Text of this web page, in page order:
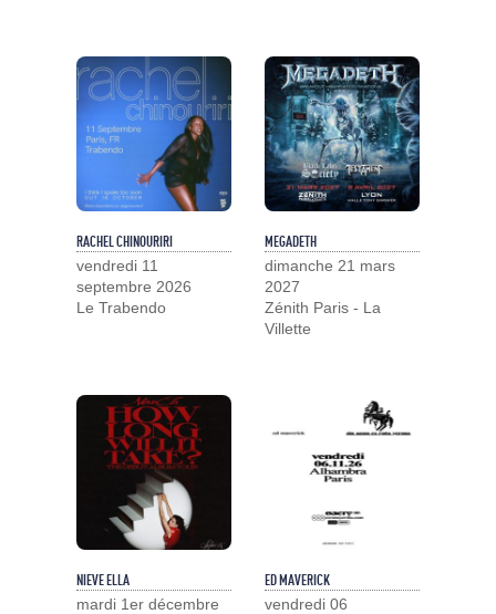
RACHEL CHINOURIRI
vendredi 11
septembre 2026
Le Trabendo
MEGADETH
dimanche 21 mars
2027
Zénith Paris - La
Villette
NIEVE ELLA
mardi 1er décembre
ED MAVERICK
vendredi 06